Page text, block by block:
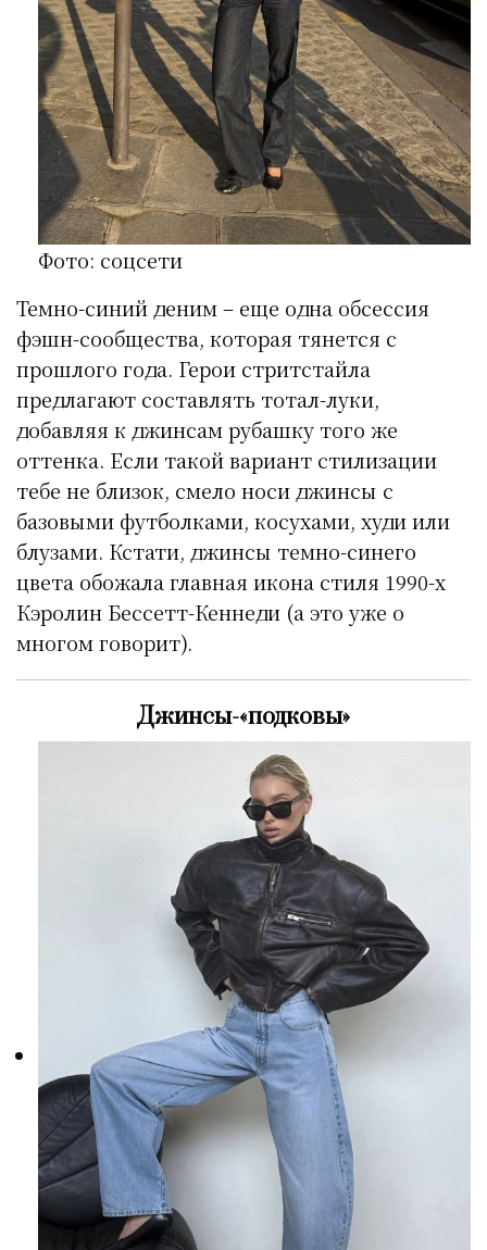
Фото: соцсети
Темно-синий деним – еще одна обсессия
фэшн-сообщества, которая тянется с
прошлого года. Герои стритстайла
предлагают составлять тотал-луки,
добавляя к джинсам рубашку того же
оттенка. Если такой вариант стилизации
тебе не близок, смело носи джинсы с
базовыми футболками, косухами, худи или
блузами. Кстати, джинсы темно-синего
цвета обожала главная икона стиля 1990-х
Кэролин Бессетт-Кеннеди (а это уже о
многом говорит).
Джинсы-«подковы»